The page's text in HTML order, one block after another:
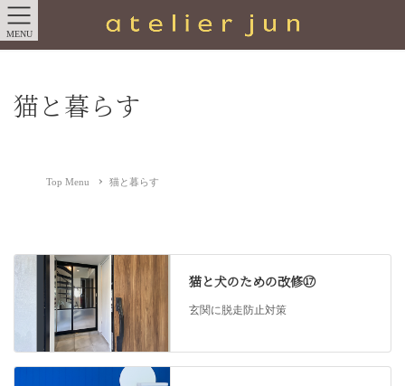
猫と暮らす
Top Menu 猫と暮らす
猫と犬のための改修⑰
玄関に脱走防止対策
MENU